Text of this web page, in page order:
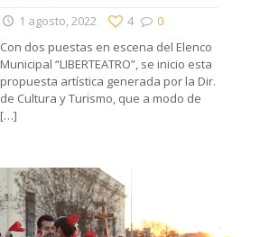
1 agosto, 2022 0
4
Con dos puestas en escena del Elenco
Municipal “LIBERTEATRO”, se inicio esta
propuesta artística generada por la Dir.
de Cultura y Turismo, que a modo de
[…]